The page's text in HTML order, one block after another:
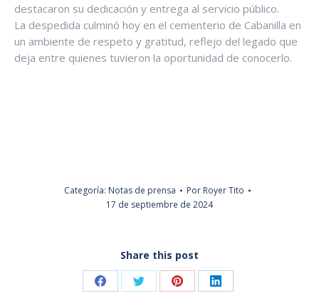
destacaron su dedicación y entrega al servicio público.
La despedida culminó hoy en el cementerio de Cabanilla en
un ambiente de respeto y gratitud, reflejo del legado que
deja entre quienes tuvieron la oportunidad de conocerlo.
Categoría: Notas de prensa Por Royer Tito
17 de septiembre de 2024
Share this post
Share Share Share Share